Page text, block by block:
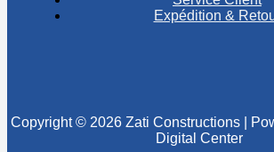
Expédition &
Copyright © 2026 Zati Constructions |
Digital Center